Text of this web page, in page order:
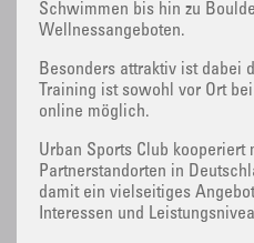
Schwimmen bis hin zu
Wellnessangeboten.
Besonders attraktiv ist dabei
Training ist sowohl vor Ort
online möglich.
Urban Sports Club kooperiert
Partnerstandorten in
damit ein vielseitiges
Interessen und